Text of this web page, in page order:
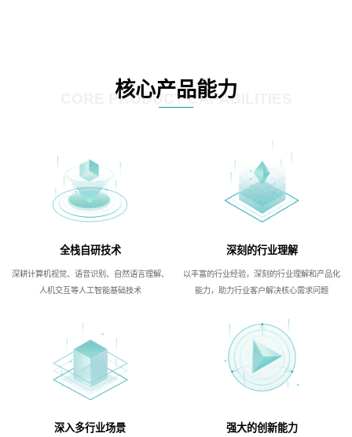
核心产品能力
CORE PRODUCT CAPABILITIES
全栈自研技术
深耕计算机视觉、语音识别、自然语言理解、
人机交互等人工智能基础技术
深刻的行业理解
以丰富的行业经验，深刻的行业理解和产品化
能力，助力行业客户解决核心需求问题
深入多行业场景 强大的创新能力